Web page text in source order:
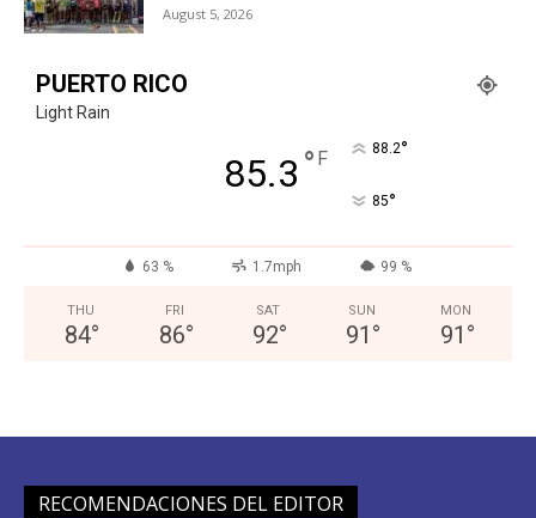
August 5, 2026
PUERTO RICO
Light Rain
85.3 ° F 88.2°
85°
63 % 1.7mph 99 %
THU
84°
FRI
86°
SAT
92°
SUN
91 °
MON
91 °
RECOMENDACIONES DEL EDITOR